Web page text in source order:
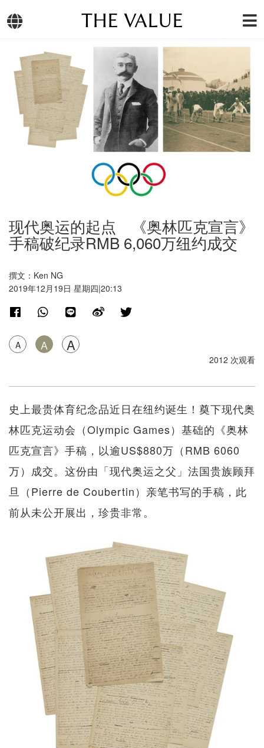
THE VALUE
现代奥运的起点 《奥林匹克宣言》
手稿破纪录RMB 6,060万纽约成交
撰文：Ken NG
2019年12月19日 星期四|20:13
A A A
2012 次观看
史上最贵体育纪念品近日在纽约诞生！奠下现代奥
林匹克运动会（Olympic Games）基础的《奥林
匹克宣言》手稿，以逾US$880万（RMB 6060
万）成交。这份由「现代奥运之父」法国贵族顾拜
旦（Pierre de Coubertin）亲笔书写的手稿，此
前从未公开展出，珍贵非常。